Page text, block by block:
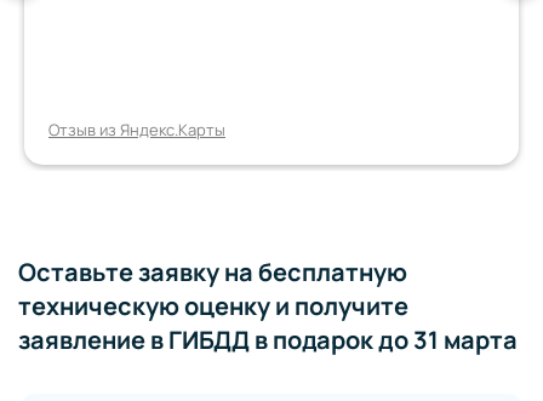
Оставьте заявку на бесплатную
техническую оценку и получите
заявление в ГИБДД в подарок до 31 марта